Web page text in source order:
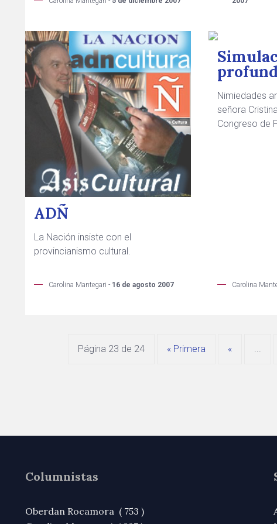
ADÑ
La Nación insiste con el
provincianismo cultural.
Carolina Mantegari - 16 de agosto 2007
Nimiedades
señora
Congreso de
Carolina
Página 23 de 24 « Primera «
Columnistas
Oberdan Rocamora ( 753 )